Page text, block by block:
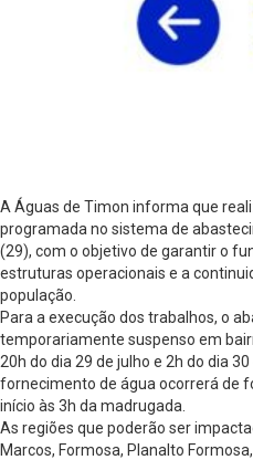
A Águas de Timon informa que
programada no sistema de
(29), com o objetivo de garantir o
estruturas operacionais e a
população.
Para a execução dos trabalhos, o
temporariamente suspenso em
20h do dia 29 de julho e 2h do dia
fornecimento de água ocorrerá de
início às 3h da madrugada.
As regiões que poderão ser
Marcos, Formosa, Planalto